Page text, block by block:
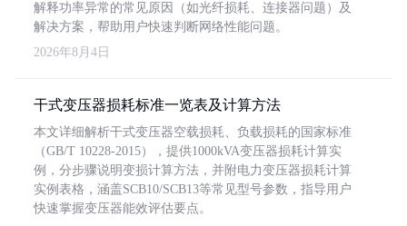
解释功率异常的常见原因（如光纤损耗、连接器问题）及
解决方案，帮助用户快速判断网络性能问题。
2026年8月4日
干式变压器损耗标准一览表及计算方法
本文详细解析干式变压器空载损耗、负载损耗的国家标准
（GB/T 10228-2015），提供1000kVA变压器损耗计算实
例，分步骤说明变损计算方法，并附电力变压器损耗计算
实例表格，涵盖SCB10/SCB13等常见型号参数，指导用户
快速掌握变压器能效评估要点。